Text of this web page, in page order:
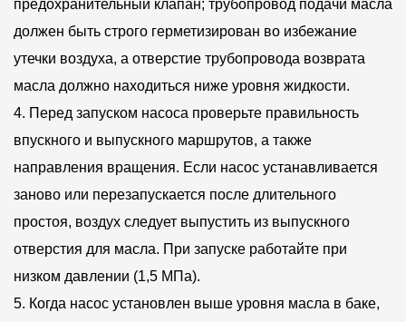
ремонтопригодность всей системы.
Наш малошумный, высокоэффективный, долговечный
гидравлический лопастной насос серии V 10 В
демонстрирует профессионализм производителя в
области гидравлических технологий. Концепция его
дизайна ориентирована на удобство пользователя и
обеспечивает низкий уровень шума и высокую
эффективность. Он также проходит строгий отбор
предохранительный клапан; трубопровод подачи масла
должен быть строго герметизирован во избежание
утечки воздуха, а отверстие трубопровода возврата
масла должно находиться ниже уровня жидкости.
4. Перед запуском насоса проверьте правильность
впускного и выпускного маршрутов, а также
направления вращения. Если насос устанавливается
заново или перезапускается после длительного
простоя, воздух следует выпустить из выпускного
отверстия для масла. При запуске работайте при
низком давлении (1,5 МПа).
5. Когда насос установлен выше уровня масла в баке,